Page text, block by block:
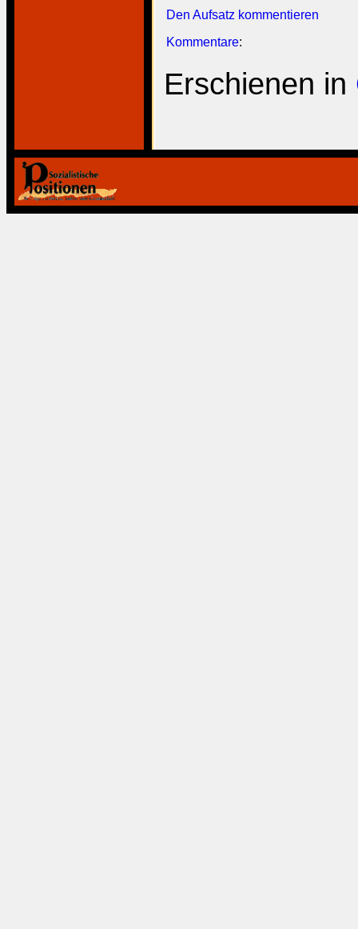
Den Aufsatz kommentieren
Kommentare:
Erschienen in